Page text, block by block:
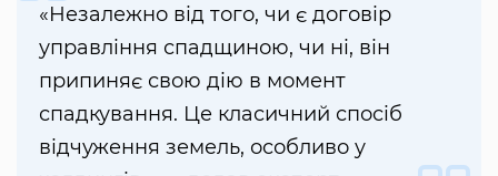
«Незалежно від того, чи є договір
управління спадщиною, чи ні, він
припиняє свою дію в момент
спадкування. Це класичний спосіб
відчуження земель, особливо у